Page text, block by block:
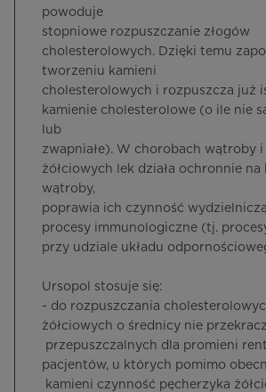
powoduje
stopniowe rozpuszczanie złogów
cholesterolowych. Dzięki temu
tworzeniu kamieni
cholesterolowych i rozpuszcza już
kamienie cholesterolowe (o ile nie
lub
zwapniałe). W chorobach wątroby i
żółciowych lek działa ochronnie na
wątroby,
poprawia ich czynność
procesy immunologiczne (tj.
przy udziale układu
Ursopol stosuje się:
- do rozpuszczania
żółciowych o średnicy nie
przepuszczalnych dla promieni
pacjentów, u których pomimo
kamieni czynność pęcherzyka